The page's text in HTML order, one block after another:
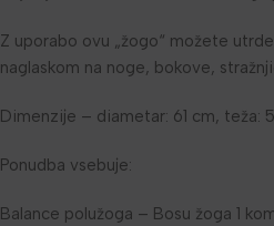
Z uporabo ovu „žogo“ možete
naglaskom na noge, bokove,
Dimenzije – diametar: 61 cm, teža:
Ponudba vsebuje:
Balance polužoga – Bosu žoga 1